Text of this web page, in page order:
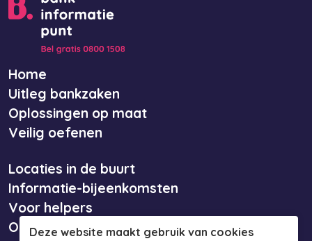
Home
Uitleg bankzaken
Oplossingen op maat
Veilig oefenen
Locaties in de buurt
Informatie-bijeenkomsten
Voor helpers
Over ons
Deze website maakt gebruik van cookies